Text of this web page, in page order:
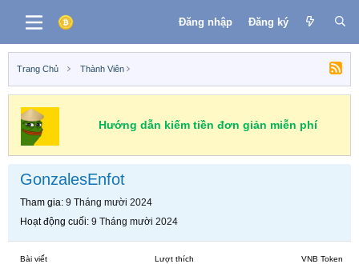
Đăng nhập Đăng ký
Trang Chủ Thành Viên
Hướng dẫn kiếm tiền đơn giản miễn phí
GonzalesEnfot
Tham gia 9 Tháng mười 2024
Hoạt động cuối 9 Tháng mười 2024
Bài viết Lượt thích VNB Token